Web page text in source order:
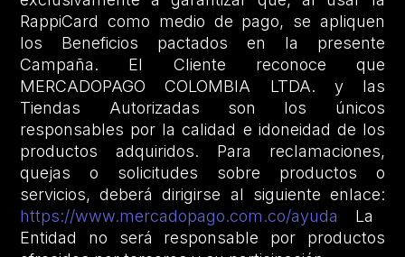
RappiCard como medio de pago, se apliquen
los Beneficios pactados en la presente
Campaña. El Cliente reconoce que
MERCADOPAGO COLOMBIA LTDA. y las
Tiendas Autorizadas son los únicos
responsables por la calidad e idoneidad de los
productos adquiridos. Para reclamaciones,
quejas o solicitudes sobre productos o
servicios, deberá dirigirse al siguiente enlace:
https://www.mercadopago.com.co/ayuda
La
Entidad no será responsable por productos